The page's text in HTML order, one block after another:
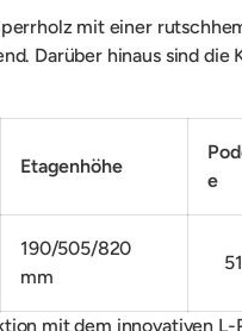
mit einer
Darüber hinaus sind die
Etagenhöhe
e
190/505/820
mm
mit dem innovativen